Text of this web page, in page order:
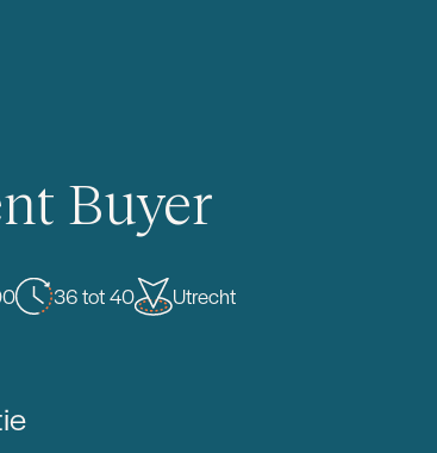
Buyer
36 tot 40 Utrecht